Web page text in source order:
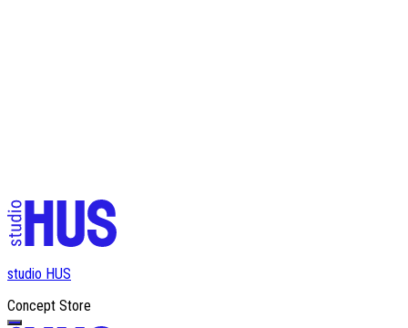
studio HUS
Concept Store